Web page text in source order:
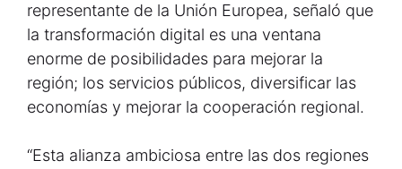
representante de la Unión Europea, señaló que
la transformación digital es una ventana
enorme de posibilidades para mejorar la
región; los servicios públicos, diversificar las
economías y mejorar la cooperación regional.
“Esta alianza ambiciosa entre las dos regiones